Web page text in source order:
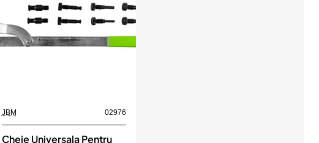
JBM 02976
Cheie Universala Pentru